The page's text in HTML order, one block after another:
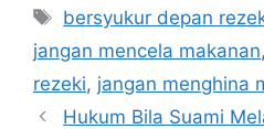
Tags
bersyukur depan
jangan mencela makanan,
rezeki, jangan menghina
Hukum Bila Suami